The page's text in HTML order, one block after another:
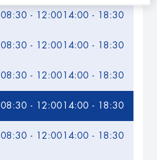
08:30 - 12:00 14:00 - 18:30
08:30 - 12:00 14:00 - 18:30
08:30 - 12:00 14:00 - 18:30
08:30 - 12:00 14:00 - 18:30
08:30 - 12:00 14:00 - 18:30